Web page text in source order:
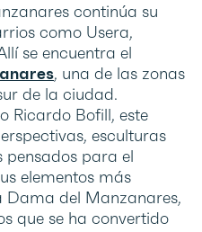
continúa su
como Usera,
se encuentra el
, una de las zonas
de la ciudad.
Ricardo Bofill, este
esculturas
pensados para el
elementos más
Dama del Manzanares,
que se ha convertido